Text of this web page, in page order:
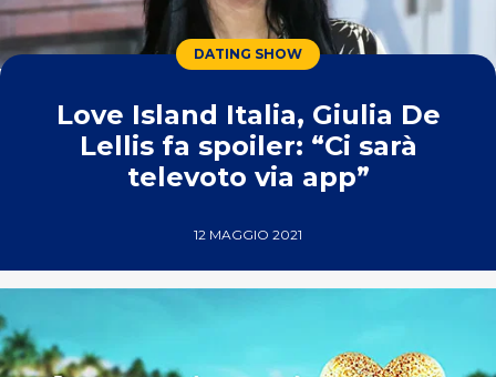
DATING SHOW
Love Island Italia, Giulia De
Lellis fa spoiler: “Ci sarà
televoto via app”
12 MAGGIO 2021